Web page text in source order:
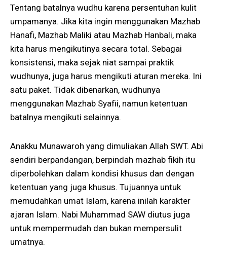
Tentang batalnya wudhu karena persentuhan kulit
umpamanya. Jika kita ingin menggunakan Mazhab
Hanafi, Mazhab Maliki atau Mazhab Hanbali, maka
kita harus mengikutinya secara total. Sebagai
konsistensi, maka sejak niat sampai praktik
wudhunya, juga harus mengikuti aturan mereka. Ini
satu paket. Tidak dibenarkan, wudhunya
menggunakan Mazhab Syafii, namun ketentuan
batalnya mengikuti selainnya.
Anakku Munawaroh yang dimuliakan Allah SWT. Abi
sendiri berpandangan, berpindah mazhab fikih itu
diperbolehkan dalam kondisi khusus dan dengan
ketentuan yang juga khusus. Tujuannya untuk
memudahkan umat Islam, karena inilah karakter
ajaran Islam. Nabi Muhammad SAW diutus juga
untuk mempermudah dan bukan mempersulit
umatnya.